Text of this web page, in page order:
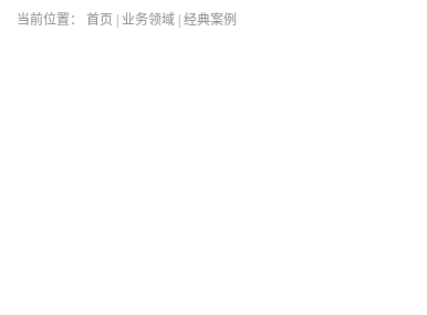
当前位置： 首页 业务领域 经典案例